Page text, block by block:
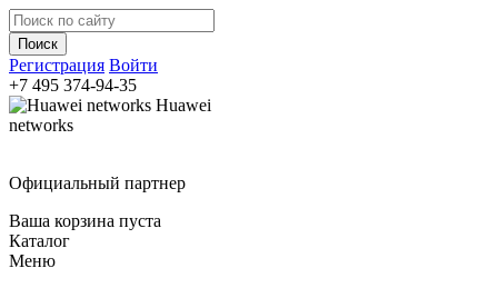
Регистрация Войти
+7 495 374-94-35
Huawei
networks
Официальный партнер
Ваша корзина пуста
Каталог
Меню